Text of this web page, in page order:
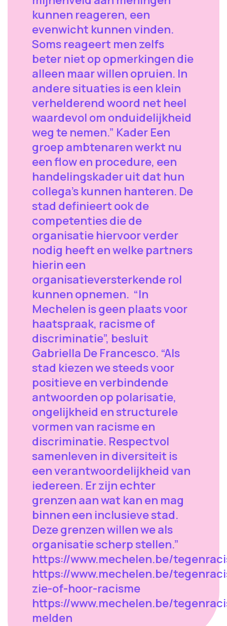
kunnen reageren, een
evenwicht kunnen vinden.
Soms reageert men zelfs
beter niet op opmerkingen die
alleen maar willen opruien. In
andere situaties is een klein
verhelderend woord net heel
waardevol om onduidelijkheid
weg te nemen.” Kader Een
groep ambtenaren werkt nu
een flow en procedure, een
handelingskader uit dat hun
collega’s kunnen hanteren. De
stad definieert ook de
competenties die de
organisatie hiervoor verder
nodig heeft en welke partners
hierin een
organisatieversterkende rol
kunnen opnemen. “In
Mechelen is geen plaats voor
haatspraak, racisme of
discriminatie”, besluit
Gabriella De Francesco. “Als
stad kiezen we steeds voor
positieve en verbindende
antwoorden op polarisatie,
ongelijkheid en structurele
vormen van racisme en
discriminatie. Respectvol
samenleven in diversiteit is
een verantwoordelijkheid van
iedereen. Er zijn echter
grenzen aan wat kan en mag
binnen een inclusieve stad.
Deze grenzen willen we als
organisatie scherp stellen.”
https://www.mechelen.be/
https://www.mechelen.be/
zie-of-hoor-racisme
https://www.mechelen.be/
melden